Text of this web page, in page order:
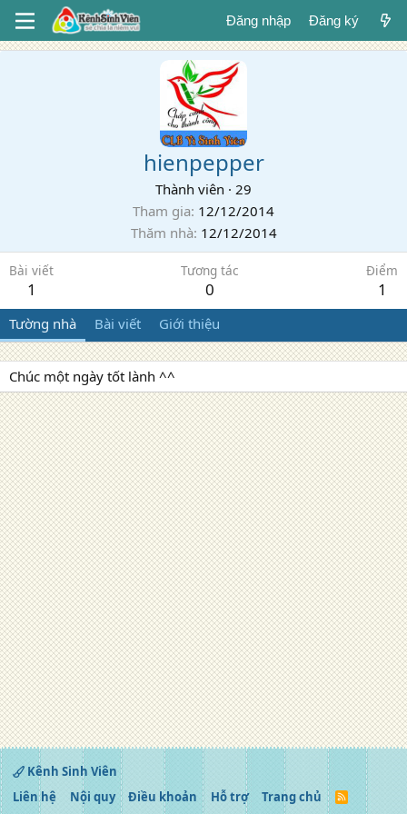
Đăng nhập Đăng ký
hienpepper
Thành viên · 29
Tham gia 12/12/2014
Thăm nhà 12/12/2014
Bài viết
1
Tương tác
0
Điểm
1
Tường nhà Bài viết Giới thiệu
Chúc một ngày tốt lành ^^
Kênh Sinh Viên
Liên hệ
Nội quy Điều khoản Hỗ trợ Trang chủ
R